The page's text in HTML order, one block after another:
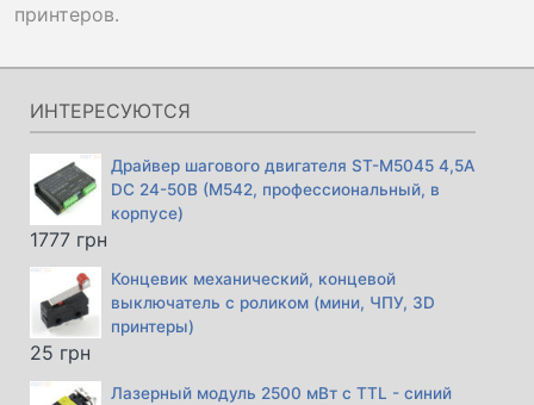
принтеров.
ИНТЕРЕСУЮТСЯ
Драйвер шагового двигателя ST-M5045 4,5A
DC 24-50В (M542, профессиональный, в
корпусе)
1777 грн
Концевик механический, концевой
выключатель с роликом (мини, ЧПУ, 3D
принтеры)
25 грн
Лазерный модуль 2500 мВт с TTL - синий